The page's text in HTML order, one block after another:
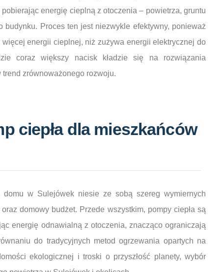
energię cieplną z otoczenia – powietrza, gruntu
Proces ten jest niezwykle efektywny, ponieważ
energii cieplnej, niż zużywa energii elektrycznej do
coraz większy nacisk kładzie się na rozwiązania
zrównoważonego rozwoju.
ciepła dla mieszkańców
w Sulejówek niesie ze sobą szereg wymiernych
domowy budżet. Przede wszystkim, pompy ciepła są
energię odnawialną z otoczenia, znacząco ograniczają
do tradycyjnych metod ogrzewania opartych na
ekologicznej i troski o przyszłość planety, wybór